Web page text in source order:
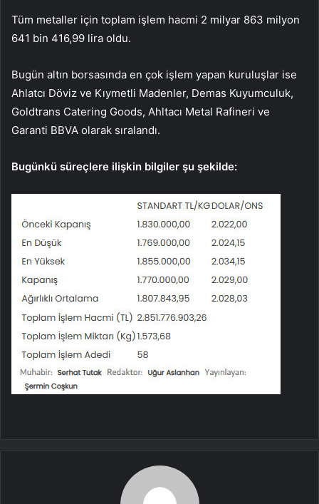
Tüm metaller için toplam işlem hacmi 2 milyar 863 milyon
641 bin 416,99 lira oldu.
Bugün altın borsasında en çok işlem yapan kuruluşlar ise
Ahlatcı Döviz ve Kıymetli Madenler, Demas Kuyumculuk,
Goldtrans Catering Goods, Ahltacı Metal Rafineri ve
Garanti BBVA olarak sıralandı.
Bugünkü süreçlere ilişkin bilgiler şu şekilde: